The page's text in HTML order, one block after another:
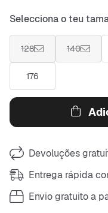
Selecciona o teu
128 140
176
Devoluções
Entrega rápida
Envio gratuito a